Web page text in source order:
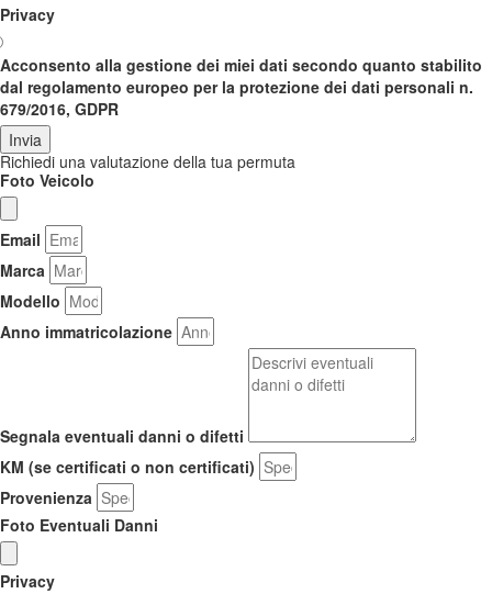
Privacy
Acconsento alla gestione dei miei dati secondo quanto stabilito
dal regolamento europeo per la protezione dei dati personali n.
679/2016, GDPR
Invia
Richiedi una valutazione della tua permuta
Foto Veicolo
Email
Marca
Modello
Anno immatricolazione
Segnala eventuali danni o difetti
KM (se certificati o non certificati)
Provenienza
Foto Eventuali Danni
Privacy